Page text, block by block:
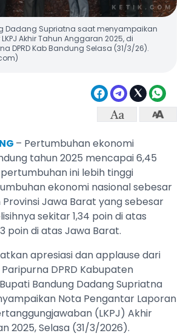
Dadang Supriatna saat menyampaikan
Akhir Tahun Anggaran 2025, di
DPRD Kab Bandung Selasa (31/3/26).
– Pertumbuhan ekonomi
tahun 2025 mencapai 6,45
ini lebih tinggi
ekonomi nasional sebesar
Provinsi Jawa Barat yang sebesar
sekitar 1,34 poin di atas
poin di atas Jawa Barat.
apresiasi dan applause dari
DPRD Kabupaten
Bandung Dadang Supriatna
Nota Pengantar Laporan
(LKPJ) Akhir
2025, Selasa (31/3/2026).